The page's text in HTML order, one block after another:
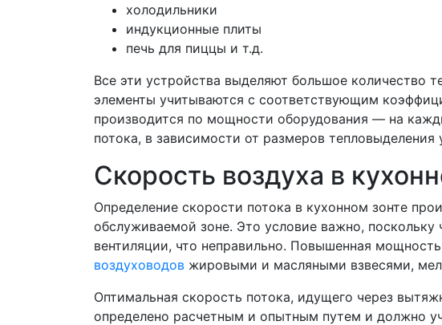
холодильники
индукционные плиты
печь для пиццы и т.д.
Все эти устройства выделяют большое количество
элементы учитываются с соответствующим
производится по мощности оборудования — на
потока, в зависимости от размеров тепловыделения
Скорость воздуха в
Определение скорости потока в кухонном зонте
обслуживаемой зоне. Это условие важно,
вентиляции, что неправильно. Повышенная
воздуховодов жировыми и масляными взвесями,
Оптимальная скорость потока, идущего через
определено расчетным и опытным путем и должно